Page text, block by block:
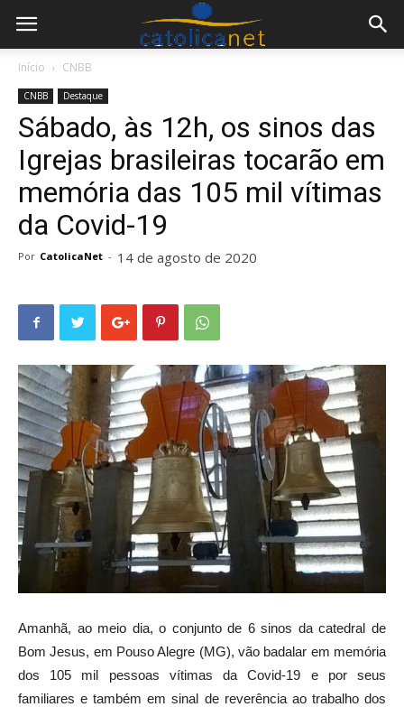
Início CNBB
CNBB Destaque
Sábado, às 12h, os sinos das
Igrejas brasileiras tocarão em
memória das 105 mil vítimas
da Covid-19
Por CatolicaNet - 14 de agosto de 2020
Amanhã, ao meio dia, o conjunto de 6 sinos da catedral de
Bom Jesus, em Pouso Alegre (MG), vão badalar em memória
dos 105 mil pessoas vítimas da Covid-19 e por seus
familiares e também em sinal de reverência ao trabalho dos